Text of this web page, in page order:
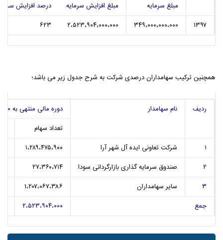
۱۳۹۷
۳۴۹،۰۰۰،۰۰۰،۰۰۰ ۲،۵۲۳،۹۰۴،۰۰۰،۰۰۰ ۶۲۳
ردیف نام سهامدار
دوره مالی منتهی به ۳۱/۰۶/۱۴۰۰
تعداد سهام
۱
شرکت تعاونی ایده آل شهر آرا ۱،۲۸۹،۴۷۵،۹۰۰
۲
صندوق سرمایه گذاری بازارگردانی سودا ۲۷،۳۶۰،۷۱۴
۳
سایر سهامداران ۱،۲۰۷،۰۶۷،۳۸۶
جمع
۲،۵۲۳،۹۰۴،۰۰۰